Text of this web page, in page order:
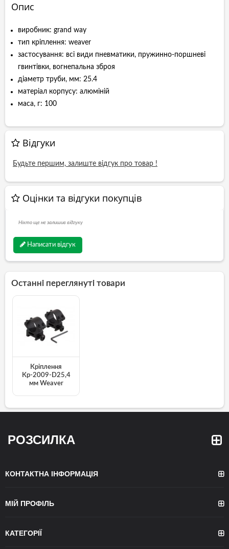
Опис
виробник: grand way
тип кріплення: weaver
застосування: всі види пневматики, пружинно-поршневі
гвинтівки, вогнепальна зброя
діаметр труби, мм: 25.4
матеріал корпусу: алюміній
маса, г: 100
Відгуки
Будьте першим, залиште відгук про товар !
Оцінки та відгуки покупців
Ніхто ще не залишив відгуку
Написати відгук
Останні переглянуті товари
Кріплення
Кр-2009-D25,4
мм Weaver
РОЗСИЛКА
КОНТАКТНА ІНФОРМАЦІЯ
МІЙ ПРОФІЛЬ
КАТЕГОРІЇ